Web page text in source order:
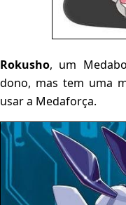
Rokusho, um
dono, mas tem uma
usar a Medaforça.